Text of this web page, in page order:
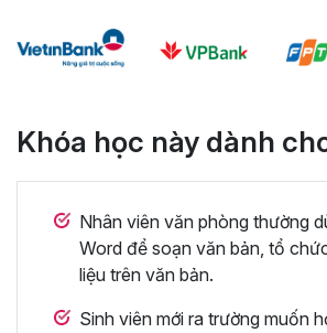
Khóa học này dành
Nhân viên văn phòng thường
Word để soạn văn bản, tổ
liệu trên văn bản.
Sinh viên mới ra trường muốn